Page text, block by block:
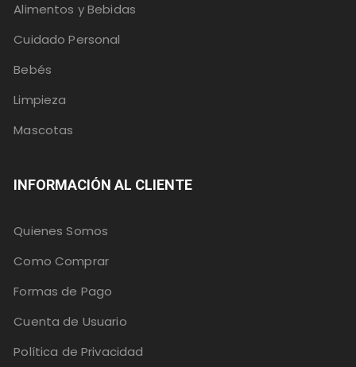
Alimentos y Bebidas
Cuidado Personal
Bebés
Limpieza
Mascotas
INFORMACIÓN AL CLIENTE
Quienes Somos
Como Comprar
Formas de Pago
Cuenta de Usuario
Política de Privacidad